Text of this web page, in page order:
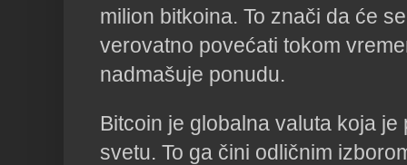
milion bitkoina. To znači da će
verovatno povećati tokom
nadmašuje ponudu.
Bitcoin je globalna valuta koja
svetu. To ga čini odličnim